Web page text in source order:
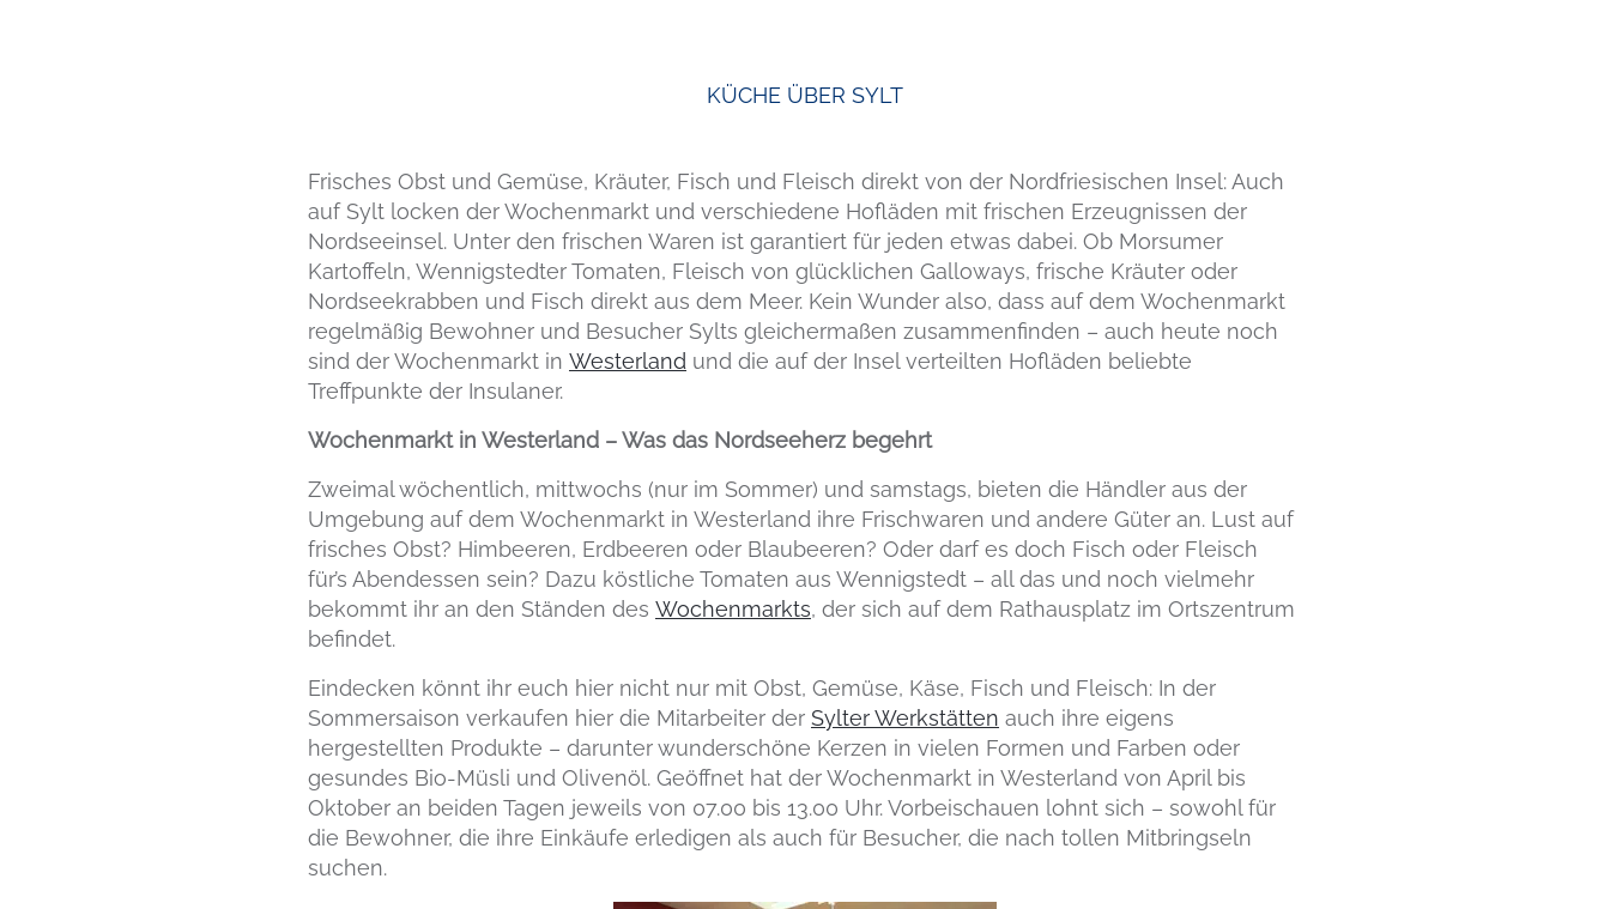
KÜCHE ÜBER SYLT
Frisches Obst und Gemüse, Kräuter, Fisch und Fleisch direkt von der Nordfriesischen Insel: Auch
auf Sylt locken der Wochenmarkt und verschiedene Hofläden mit frischen Erzeugnissen der
Nordseeinsel. Unter den frischen Waren ist garantiert für jeden etwas dabei. Ob Morsumer
Kartoffeln, Wennigstedter Tomaten, Fleisch von glücklichen Galloways, frische Kräuter oder
Nordseekrabben und Fisch direkt aus dem Meer. Kein Wunder also, dass auf dem Wochenmarkt
regelmäßig Bewohner und Besucher Sylts gleichermaßen zusammenfinden – auch heute noch
sind der Wochenmarkt in Westerland und die auf der Insel verteilten Hofläden beliebte
Treffpunkte der Insulaner.
Wochenmarkt in Westerland – Was das Nordseeherz begehrt
Zweimal wöchentlich, mittwochs (nur im Sommer) und samstags, bieten die Händler aus der
Umgebung auf dem Wochenmarkt in Westerland ihre Frischwaren und andere Güter an. Lust auf
frisches Obst? Himbeeren, Erdbeeren oder Blaubeeren? Oder darf es doch Fisch oder Fleisch
für’s Abendessen sein? Dazu köstliche Tomaten aus Wennigstedt – all das und noch vielmehr
bekommt ihr an den Ständen des Wochenmarkts, der sich auf dem Rathausplatz im Ortszentrum
befindet.
Eindecken könnt ihr euch hier nicht nur mit Obst, Gemüse, Käse, Fisch und Fleisch: In der
Sommersaison verkaufen hier die Mitarbeiter der Sylter Werkstätten auch ihre eigens
hergestellten Produkte – darunter wunderschöne Kerzen in vielen Formen und Farben oder
gesundes Bio-Müsli und Olivenöl. Geöffnet hat der Wochenmarkt in Westerland von April bis
Oktober an beiden Tagen jeweils von 07.00 bis 13.00 Uhr. Vorbeischauen lohnt sich – sowohl für
die Bewohner, die ihre Einkäufe erledigen als auch für Besucher, die nach tollen Mitbringseln
suchen.